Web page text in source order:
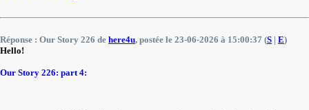
Réponse : Our Story 226 de here4u, postée le 23-06-2026 à 15:00:37 (S | E)
Hello!
Our Story 226: part 4: